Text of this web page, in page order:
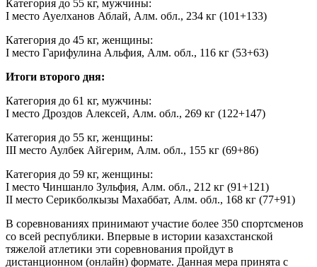
Категория до 55 кг, мужчины:
I место Ауелханов Аблай, Алм. обл., 234 кг (101+133)
Категория до 45 кг, женщины:
I место Гарифулина Альфия, Алм. обл., 116 кг (53+63)
Итоги второго дня:
Категория до 61 кг, мужчины:
I место Дроздов Алексей, Алм. обл., 269 кг (122+147)
Категория до 55 кг, женщины:
III место Аулбек Айгерим, Алм. обл., 155 кг (69+86)
Категория до 59 кг, женщины:
I место Чиншанло Зульфия, Алм. обл., 212 кг (91+121)
II место Серикболкызы Махаббат, Алм. обл., 168 кг (77+91)
В соревнованиях принимают участие более 350 спортсменов
со всей республики. Впервые в истории казахстанской
тяжелой атлетики эти соревнования пройдут в
дистанционном (онлайн) формате. Данная мера принята с